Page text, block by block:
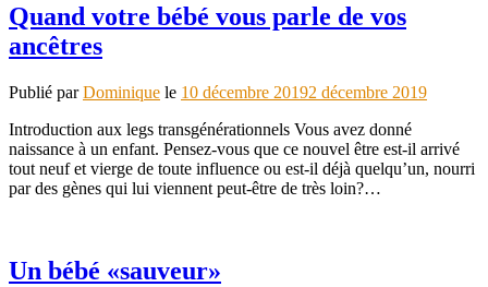
Quand votre bébé vous parle de vos
ancêtres
Publié parDominique le 10 décembre 20192 décembre 2019
Introduction aux legs transgénérationnels Vous avez donné
naissance à un enfant. Pensez-vous que ce nouvel être est-il arrivé
tout neuf et vierge de toute influence ou est-il déjà quelqu’un, nourri
par des gènes qui lui viennent peut-être de très loin?…
Un bébé «sauveur»